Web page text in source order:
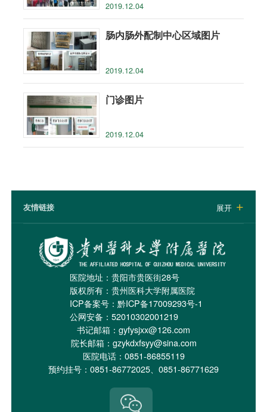
2019.12.04
肠内肠外配制中心区域图片
2019.12.04
门诊图片
2019.12.04
友情链接 展开 
医院地址：贵阳市贵医街28号
版权所有：贵州医科大学附属医院
ICP备案号： 黔ICP备17009293号-1
公网安备：52010302001219
书记邮箱：gyfysjxx@126.com
院长邮箱：gzykdxfsyy@sina.com
医院电话：0851-86855119
预约挂号：0851-86772025、0851-86771629